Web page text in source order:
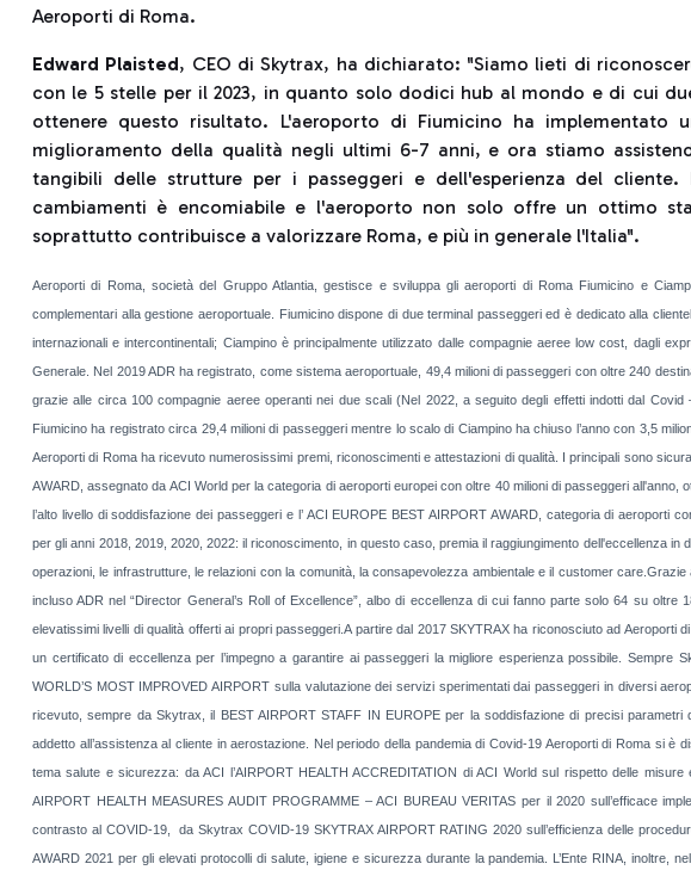
Aeroporti di Roma.
Edward Plaisted, CEO di Skytrax, ha dichiarato: "Siamo lieti di
con le 5 stelle per il 2023, in quanto solo dodici hub al mondo e di cui
ottenere questo risultato. L'aeroporto di Fiumicino ha implementato
miglioramento della qualità negli ultimi 6-7 anni, e ora stiamo
tangibili delle strutture per i passeggeri e dell'esperienza del
cambiamenti è encomiabile e l'aeroporto non solo offre un ottimo
soprattutto contribuisce a valorizzare Roma, e più in generale l'Italia".
Aeroporti di Roma, società del Gruppo Atlantia, gestisce e sviluppa gli aeroporti di Roma Fiumicino e
complementari alla gestione aeroportuale. Fiumicino dispone di due terminal passeggeri ed è dedicato alla
internazionali e intercontinentali; Ciampino è principalmente utilizzato dalle compagnie aeree low cost, dagli
Generale. Nel 2019 ADR ha registrato, come sistema aeroportuale, 49,4 milioni di passeggeri con oltre 240
grazie alle circa 100 compagnie aeree operanti nei due scali (Nel 2022, a seguito degli effetti indotti dal Covid
Fiumicino ha registrato circa 29,4 milioni di passeggeri mentre lo scalo di Ciampino ha chiuso l’anno con 3,5
Aeroporti di Roma ha ricevuto numerosissimi premi, riconoscimenti e attestazioni di qualità. I principali sono
AWARD, assegnato da ACI World per la categoria di aeroporti europei con oltre 40 milioni di passeggeri all'anno,
l’alto livello di soddisfazione dei passeggeri e l’ ACI EUROPE BEST AIRPORT AWARD, categoria di aeroporti
per gli anni 2018, 2019, 2020, 2022: il riconoscimento, in questo caso, premia il raggiungimento dell'eccellenza in
operazioni, le infrastrutture, le relazioni con la comunità, la consapevolezza ambientale e il customer
incluso ADR nel “Director General’s Roll of Excellence”, albo di eccellenza di cui fanno parte solo 64 su oltre
elevatissimi livelli di qualità offerti ai propri passeggeri.A partire dal 2017 SKYTRAX ha riconosciuto ad Aeroporti
un certificato di eccellenza per l’impegno a garantire ai passeggeri la migliore esperienza possibile. Sempre
WORLD’S MOST IMPROVED AIRPORT sulla valutazione dei servizi sperimentati dai passeggeri in diversi
ricevuto, sempre da Skytrax, il BEST AIRPORT STAFF IN EUROPE per la soddisfazione di precisi parametri
addetto all’assistenza al cliente in aerostazione. Nel periodo della pandemia di Covid-19 Aeroporti di Roma si è
tema salute e sicurezza: da ACI l’AIRPORT HEALTH ACCREDITATION di ACI World sul rispetto delle misure
AIRPORT HEALTH MEASURES AUDIT PROGRAMME – ACI BUREAU VERITAS per il 2020 sull’efficace
contrasto al COVID-19, da Skytrax COVID-19 SKYTRAX AIRPORT RATING 2020 sull’efficienza delle
AWARD 2021 per gli elevati protocolli di salute, igiene e sicurezza durante la pandemia. L’Ente RINA, inoltre,